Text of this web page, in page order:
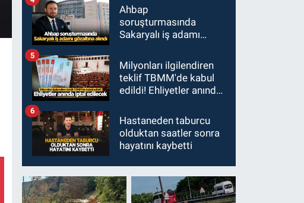
Ahbap
soruşturmasında
Sakaryalı iş adamı
Milyonları ilgilendiren
teklif TBMM'de kabul
edildi! Ehliyetler anında
5
Hastaneden taburcu
olduktan saatler sonra
hayatını kaybetti
6